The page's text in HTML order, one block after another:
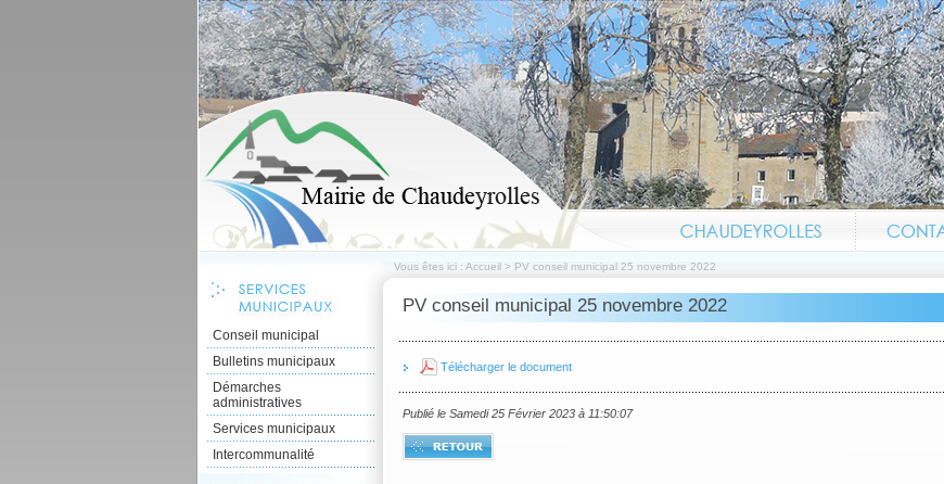
Vous êtes ici : Accueil > PV conseil municipal 25 novembre 2022
Conseil municipal
Bulletins municipaux
Démarches
administratives
Services municipaux
Intercommunalité
PV conseil municipal 25 novembre 2022
Télécharger le document
Publié le Samedi 25 Février 2023 à 11:50:07